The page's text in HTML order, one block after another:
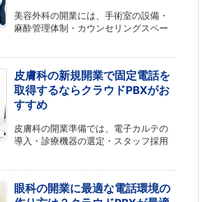
美容外科の開業には、手術室の設備・
麻酔管理体制・カウンセリングスペー
皮膚科の新規開業で固定電話を
取得するならクラウドPBXがお
すすめ
皮膚科の開業準備では、電子カルテの
導入・診療機器の選定・スタッフ採用
眼科の開業に最適な電話環境の